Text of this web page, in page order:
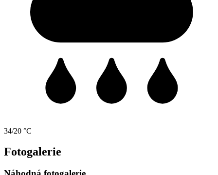
34/20 °C
Fotogalerie